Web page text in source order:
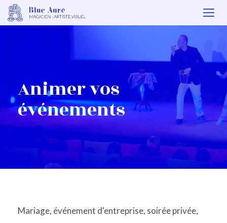
Animer vos
événements
Mariage, événement d'entreprise, soirée privée,